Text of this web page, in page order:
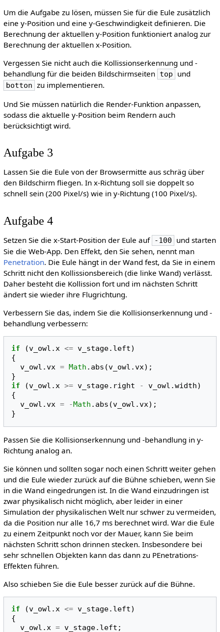
Um die Aufgabe zu lösen, müssen Sie für die Eule zusätzlich
eine y-Position und eine y-Geschwindigkeit definieren. Die
Berechnung der aktuellen y-Position funktioniert analog zur
Berechnung der aktuellen x-Position.
Vergessen Sie nicht auch die Kollissionserkennung und -
behandlung für die beiden Bildschirmseiten top und
botton zu implementieren.
Und Sie müssen natürlich die Render-Funktion anpassen,
sodass die aktuelle y-Position beim Rendern auch
berücksichtigt wird.
Aufgabe 3
Lassen Sie die Eule von der Browsermitte aus schräg über
den Bildschirm fliegen. In x-Richtung soll sie doppelt so
schnell sein (200 Pixel/s) wie in y-Richtung (100 Pixel/s).
Aufgabe 4
Setzen Sie die x-Start-Position der Eule auf -100
und starten
Sie die Web-App. Den Effekt, den Sie sehen, nennt man
Penetration. Die Eule hängt in der Wand fest, da Sie in einem
Schritt nicht den Kollissionsbereich (die linke Wand) verlässt.
Daher besteht die Kollission fort und im nächsten Schritt
ändert sie wieder ihre Flugrichtung.
Verbessern Sie das, indem Sie die Kollisionserkennung und -
behandlung verbessern:
if (v_owl .x <= v_stage. left)
{
v_owl .vx = Math . abs (v_owl .vx);
}
if
(v_owl .x >= v_stage. right - v_owl .width)
{
v_owl .vx = - Math . abs (v_owl .vx);
}
Passen Sie die Kollisionserkennung und -behandlung in y-
Richtung analog an.
Sie können und sollten sogar noch einen Schritt weiter gehen
und die Eule wieder zurück auf die Bühne schieben, wenn Sie
in die Wand eingedrungen ist. In die Wand einzudringen ist
zwar physikalisch nicht möglich, aber leider in einer
Simulation der physikalischen Welt nur schwer zu vermeiden,
da die Position nur alle 16,7 ms berechnet wird. War die Eule
zu einem Zeitpunkt noch vor der Mauer, kann Sie beim
nächsten Schritt schon drinnen stecken. Insbesondere bei
sehr schnellen Objekten kann das dann zu PEnetrations-
Effekten führen.
Also schieben Sie die Eule besser zurück auf die Bühne.
if (v_owl .x <= v_stage. left)
{
v_owl .x = v_stage. left ;